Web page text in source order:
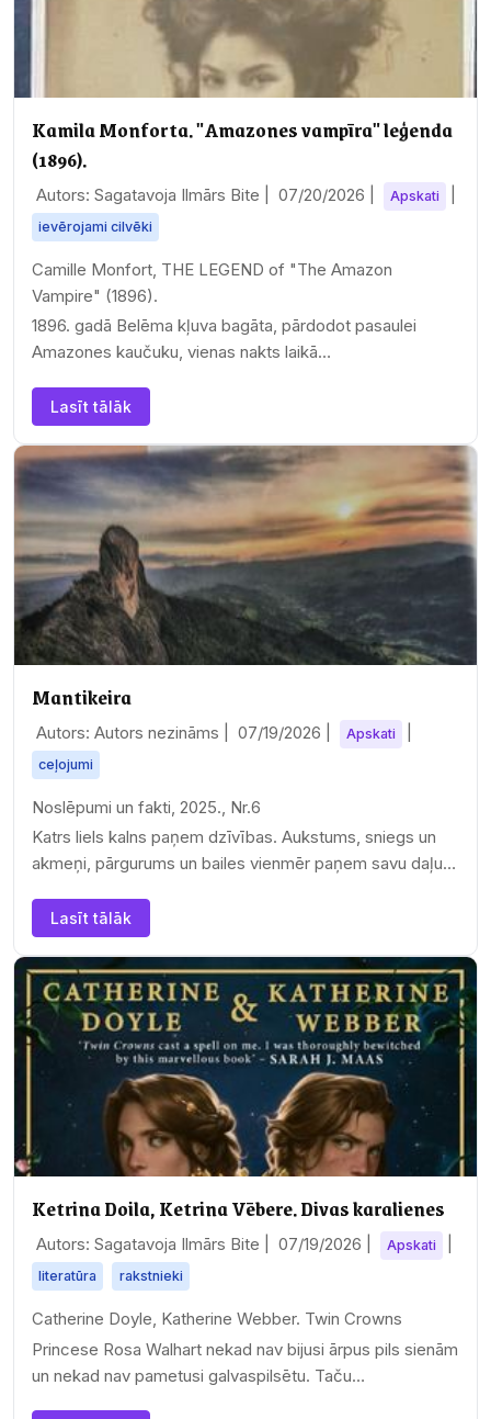
Kamila Monforta. "Amazones vampīra" leģenda
(1896).
Autors: Sagatavoja Ilmārs Bite | 07/20/2026 Apskati
ievērojami cilvēki
Camille Monfort, THE LEGEND of "The Amazon
Vampire" (1896).
1896. gadā Belēma kļuva bagāta, pārdodot pasaulei
Amazones kaučuku, vienas nakts laikā…
Lasīt tālāk
Mantikeira
Autors: Autors nezināms | 07/19/2026 Apskati
ceļojumi
Noslēpumi un fakti, 2025., Nr.6
Katrs liels kalns paņem dzīvības. Aukstums, sniegs un
akmeņi, pārgurums un bailes vienmēr paņem savu daļu
Lasīt tālāk
Ketrina Doila, Ketrina Vēbere. Divas karalienes
Autors: Sagatavoja Ilmārs Bite | 07/19/2026 Apskati
literatūra rakstnieki
Catherine Doyle, Katherine Webber. Twin Crowns
Princese Rosa Walhart nekad nav bijusi ārpus pils sienām
un nekad nav pametusi galvaspilsētu. Taču…